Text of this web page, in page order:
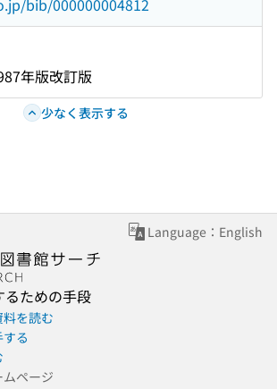
bib/000000004812
年版改訂版
少なく表示する
Language：English
るための手段
を読む
る
ページ